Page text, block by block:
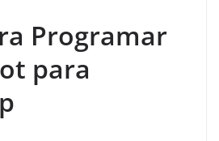
Programar
para